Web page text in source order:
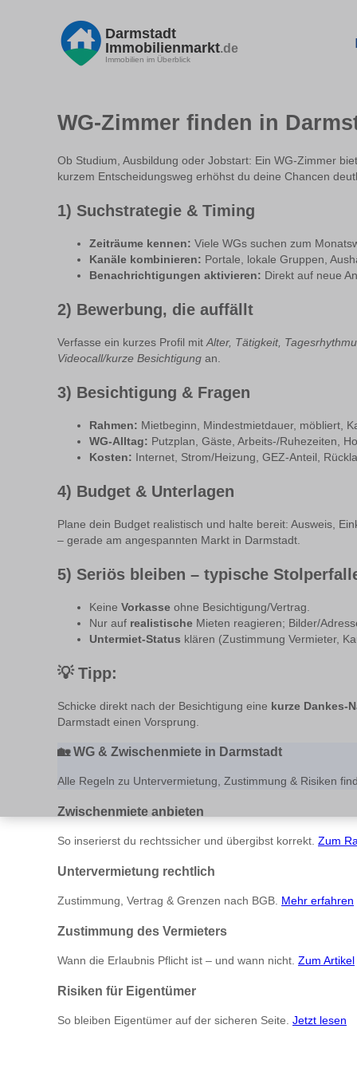
Darmstadt
Immobilienmarkt.de
Immobilien im Überblick
WG-Zimmer finden in
Ob Studium, Ausbildung oder Jobstart: Ein WG-Zimmer
kurzem Entscheidungsweg erhöhst du deine Chancen
1) Suchstrategie & Timing
Zeiträume kennen: Viele WGs suchen zum
Kanäle kombinieren: Portale, lokale Gruppen,
Benachrichtigungen aktivieren: Direkt auf neue
2) Bewerbung, die auffällt
Verfasse ein kurzes Profil mitAlter, Tätigkeit,
Videocall/kurze Besichtigung an.
3) Besichtigung & Fragen
Rahmen: Mietbeginn, Mindestmietdauer, möbliert,
WG-Alltag: Putzplan, Gäste, Arbeits-/Ruhezeiten,
Kosten: Internet, Strom/Heizung, GEZ-Anteil,
4) Budget & Unterlagen
Plane dein Budget realistisch und halte bereit: Ausweis,
– gerade am angespannten Markt in Darmstadt.
5) Seriös bleiben – typische
Keine Vorkasse ohne Besichtigung/Vertrag.
Nur auf realistische Mieten reagieren; Bilder/
Untermiet-Status klären (Zustimmung Vermieter,
💡Tipp:
Schicke direkt nach der Besichtigung eine kurze Dankes-
Darmstadt einen Vorsprung.
🏡WG & Zwischenmiete in Darmstadt
Alle Regeln zu Untervermietung, Zustimmung & Risiken
Zwischenmiete anbieten
So inserierst du rechtssicher und übergibst korrekt. Zum
Untervermietung rechtlich
Zustimmung, Vertrag & Grenzen nach BGB. Mehr erfahren
Zustimmung des Vermieters
Wann die Erlaubnis Pflicht ist – und wann nicht. Zum Artikel
Risiken für Eigentümer
So bleiben Eigentümer auf der sicheren Seite. Jetzt lesen